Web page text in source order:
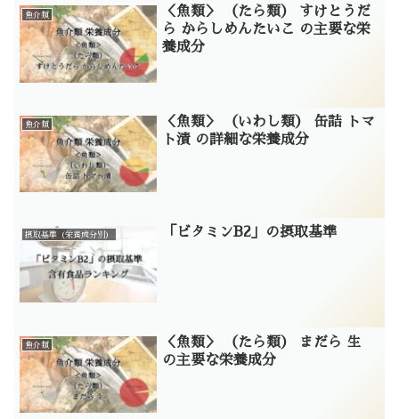
魚介類
＜魚類＞ （たら類） すけとうだ
ら からしめんたいこ の主要な栄
養成分
魚介類
＜魚類＞ （いわし類） 缶詰 トマ
ト漬 の詳細な栄養成分
摂取基準（栄養成分別） 「ビタミンB2」の摂取基準
魚介類
＜魚類＞ （たら類） まだら 生
の主要な栄養成分